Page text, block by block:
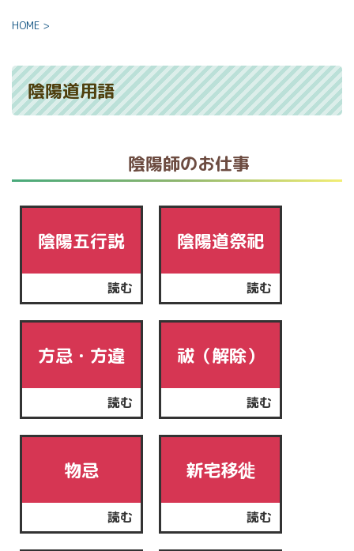
HOME >
陰陽道用語
陰陽師のお仕事
陰陽五行説
読む
陰陽道祭祀
読む
方忌・方違
読む
祓（解除）
読む
物忌
読む
新宅移徙
読む